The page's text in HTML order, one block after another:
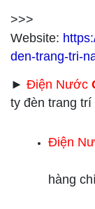
>>>
Website:
den-trang-tri-
► Điện Nước
ty đèn trang trí
Điện
hàng